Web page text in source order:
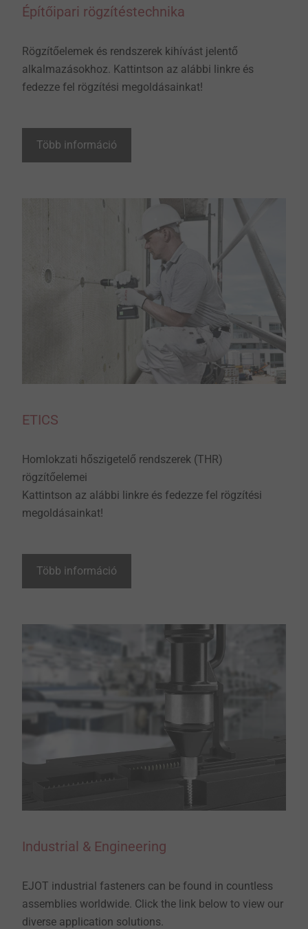
Építőipari rögzítéstechnika
Rögzítőelemek és rendszerek kihívást jelentő
alkalmazásokhoz. Kattintson az alábbi linkre és
fedezze fel rögzítési megoldásainkat!
Több információ
ETICS
Homlokzati hőszigetelő rendszerek (THR)
rögzítőelemei
Kattintson az alábbi linkre és fedezze fel rögzítési
megoldásainkat!
Több információ
Industrial & Engineering
EJOT industrial fasteners can be found in countless
assemblies worldwide. Click the link below to view our
diverse application solutions.